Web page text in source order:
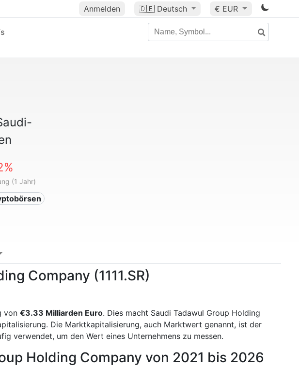
Anmelden 🇩🇪 Deutsch € EUR
(1 Jahr)
Company (1111.SR)
von €3.33 Milliarden Euro. Dies macht Saudi Tadawul Group Holding
Die Marktkapitalisierung, auch Marktwert genannt, ist der
verwendet, um den Wert eines Unternehmens zu messen.
Holding Company von 2021 bis 2026